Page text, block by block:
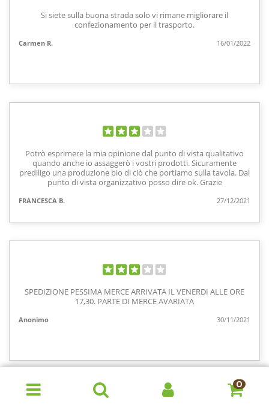
0
Si siete sulla buona strada solo vi rimane migliorare il
confezionamento per il trasporto.
Carmen R. 16/01/2022
Potrò esprimere la mia opinione dal punto di vista qualitativo
quando anche io assaggerò i vostri prodotti. Sicuramente
prediligo una produzione bio di ciò che portiamo sulla tavola. Dal
punto di vista organizzativo posso dire ok. Grazie
FRANCESCA B. 27/12/2021
SPEDIZIONE PESSIMA MERCE ARRIVATA IL VENERDI ALLE ORE
17,30. PARTE DI MERCE AVARIATA
Anonimo 30/11/2021